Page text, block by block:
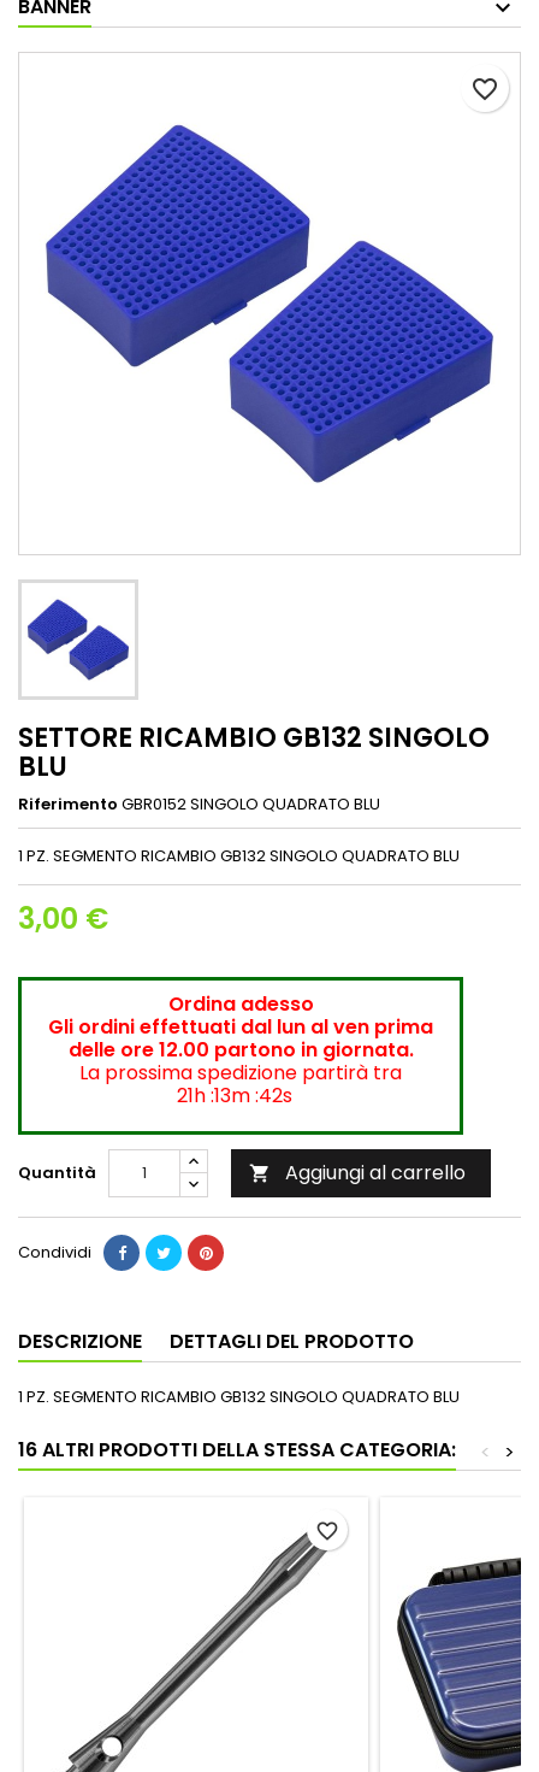
BANNER
favorite_border
SETTORE RICAMBIO GB132 SINGOLO
BLU
Riferimento GBR0152 SINGOLO QUADRATO BLU
1 PZ. SEGMENTO RICAMBIO GB132 SINGOLO QUADRATO BLU
3,00 €
Ordina adesso
Gli ordini effettuati dal lun al ven prima
delle ore 12.00 partono in giornata.
La prossima spedizione partirà tra
21h :13m :42s
Quantità  Aggiungi al carrello
Condividi
DESCRIZIONE DETTAGLI DEL PRODOTTO
1 PZ. SEGMENTO RICAMBIO GB132 SINGOLO QUADRATO BLU
16 ALTRI PRODOTTI DELLA STESSA CATEGORIA: >
<
favorite_border